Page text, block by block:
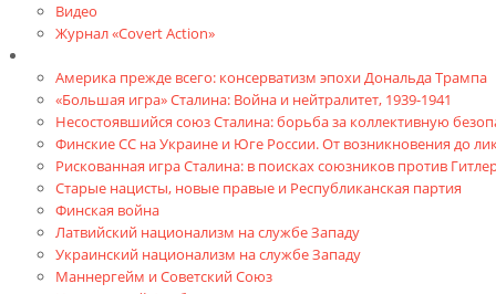
Видео
Журнал «Covert Action»
Америка прежде всего: консерватизм эпохи Дональда Трампа
«Большая игра» Сталина: Война и нейтралитет, 1939-1941
Несостоявшийся союз Сталина: борьба за коллективную
Финские СС на Украине и Юге России. От возникновения до
Рискованная игра Сталина: в поисках союзников против
Старые нацисты, новые правые и Республиканская партия
Финская война
Латвийский национализм на службе Западу
Украинский национализм на службе Западу
Маннергейм и Советский Союз